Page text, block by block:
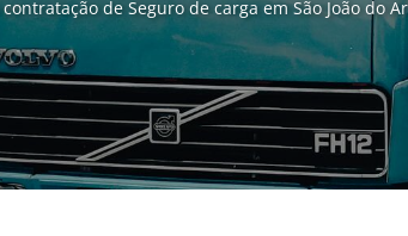
de Seguro de carga em São João do